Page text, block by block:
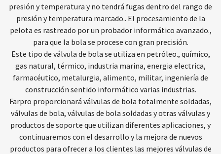
presión y temperatura y no tendrá fugas dentro del rango de
presión y temperatura marcado.. El procesamiento de la
pelota es rastreado por un probador informático avanzado.,
para que la bola se procese con gran precisión.
Este tipo de válvula de bola se utiliza en petróleo., químico,
gas natural, térmico, industria marina, energia electrica,
farmacéutico, metalurgia, alimento, militar, ingeniería de
construcción sentido informático varias industrias.
Farpro proporcionará válvulas de bola totalmente soldadas,
válvulas de bola, válvulas de bola soldadas y otras válvulas y
productos de soporte que utilizan diferentes aplicaciones, y
continuaremos con el desarrollo y la mejora de nuevos
productos para ofrecer a los clientes las mejores válvulas de